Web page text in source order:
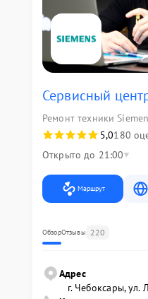
Сервисный
Ремонт техники
5,0180
Открыто до 21:00
Маршрут
ОбзорОтзывы 220
Адрес
г. Чебоксары,